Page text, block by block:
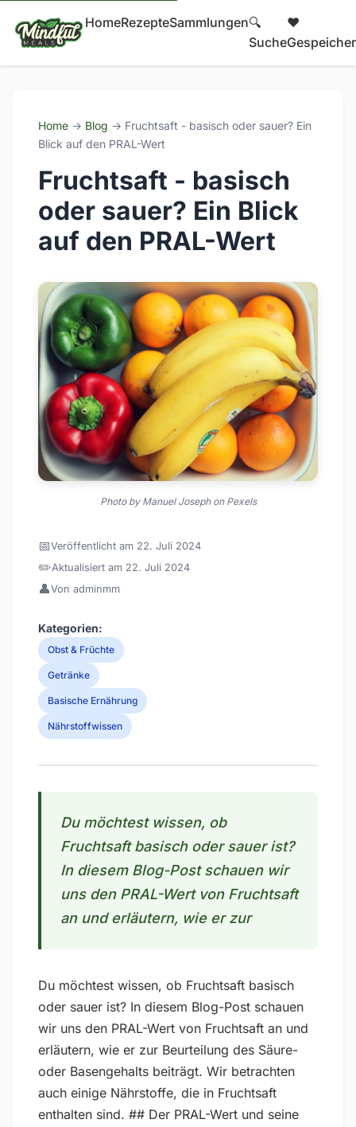
HomeRezepteSammlungen🔍
Suche
❤️
Home → Blog → Fruchtsaft - basisch oder sauer? Ein
Blick auf den PRAL-Wert
Fruchtsaft - basisch
oder sauer? Ein Blick
auf den PRAL-Wert
Photo by Manuel Joseph on Pexels
📅Veröffentlicht am 22. Juli 2024
✏️Aktualisiert am 22. Juli 2024
👤Von adminmm
Kategorien:
Obst & Früchte
Getränke
Basische Ernährung
Nährstoffwissen
Du möchtest wissen, ob
Fruchtsaft basisch oder sauer ist?
In diesem Blog-Post schauen wir
uns den PRAL-Wert von Fruchtsaft
an und erläutern, wie er zur
Du möchtest wissen, ob Fruchtsaft basisch
oder sauer ist? In diesem Blog-Post schauen
wir uns den PRAL-Wert von Fruchtsaft an und
erläutern, wie er zur Beurteilung des Säure-
oder Basengehalts beiträgt. Wir betrachten
auch einige Nährstoffe, die in Fruchtsaft
enthalten sind. ## Der PRAL-Wert und seine